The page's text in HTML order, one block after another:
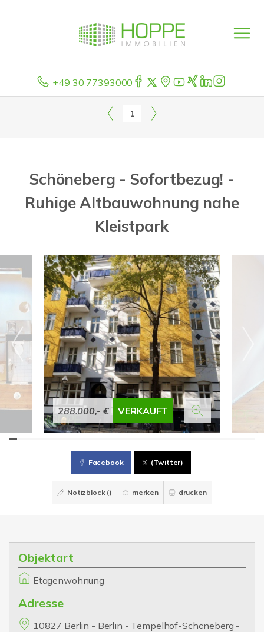
+49 30 77393000
1
Schöneberg - Sofortbezug! -
Ruhige Altbauwohnung nahe
Kleistpark
288.000,- € VERKAUFT
Facebook (Twitter)
Notizblock () merken drucken
Objektart
Etagenwohnung
Adresse
10827 Berlin - Berlin - Tempelhof-Schöneberg -